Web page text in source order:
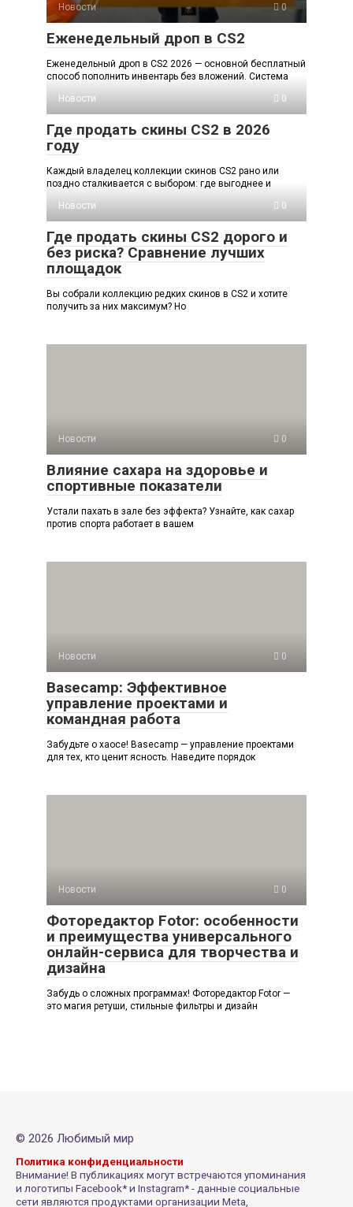
Новости 0
Еженедельный дроп в CS2
Еженедельный дроп в CS2 2026 — основной бесплатный
способ пополнить инвентарь без вложений. Система
Новости
0
Где продать скины CS2 в 2026
году
Каждый владелец коллекции скинов CS2 рано или
поздно сталкивается с выбором: где выгоднее и
Новости
0
Где продать скины CS2 дорого и
без риска? Сравнение лучших
площадок
Вы собрали коллекцию редких скинов в CS2 и хотите
получить за них максимум? Но
Новости 0
Влияние сахара на здоровье и
спортивные показатели
Устали пахать в зале без эффекта? Узнайте, как сахар
против спорта работает в вашем
Новости 0
Basecamp: Эффективное
управление проектами и
командная работа
Забудьте о хаосе! Basecamp — управление проектами
для тех, кто ценит ясность. Наведите порядок
Новости 0
Фоторедактор Fotor: особенности
и преимущества универсального
онлайн-сервиса для творчества и
дизайна
Забудь о сложных программах! Фоторедактор Fotor —
это магия ретуши, стильные фильтры и дизайн
© 2026 Любимый мир
Политика конфиденциальности
Внимание! В публикациях могут встречаются упоминания
и логотипы Facebook* и Instagram* - данные социальные
сети являются продуктами организации Meta,